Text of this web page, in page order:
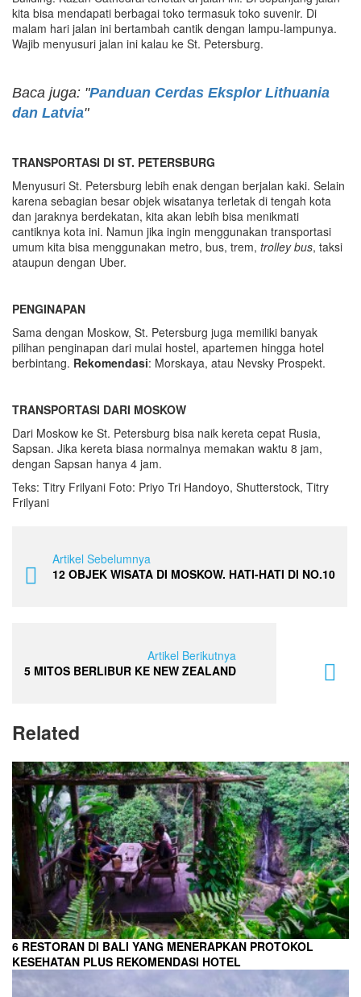
kita bisa mendapati berbagai toko termasuk toko suvenir. Di
malam hari jalan ini bertambah cantik dengan lampu-lampunya.
Wajib menyusuri jalan ini kalau ke St. Petersburg.
Baca juga: "Panduan Cerdas Eksplor Lithuania
dan Latvia"
TRANSPORTASI DI ST. PETERSBURG
Menyusuri St. Petersburg lebih enak dengan berjalan kaki. Selain
karena sebagian besar objek wisatanya terletak di tengah kota
dan jaraknya berdekatan, kita akan lebih bisa menikmati
cantiknya kota ini. Namun jika ingin menggunakan transportasi
umum kita bisa menggunakan metro, bus, trem, trolley bus, taksi
ataupun dengan Uber.
PENGINAPAN
Sama dengan Moskow, St. Petersburg juga memiliki banyak
pilihan penginapan dari mulai hostel, apartemen hingga hotel
berbintang. Rekomendasi: Morskaya, atau Nevsky Prospekt.
TRANSPORTASI DARI MOSKOW
Dari Moskow ke St. Petersburg bisa naik kereta cepat Rusia,
Sapsan. Jika kereta biasa normalnya memakan waktu 8 jam,
dengan Sapsan hanya 4 jam.
Teks: Titry Frilyani Foto: Priyo Tri Handoyo, Shutterstock, Titry
Frilyani
Artikel Sebelumnya
12 OBJEK WISATA DI MOSKOW. HATI-HATI DI NO.10
Artikel Berikutnya
5 MITOS BERLIBUR KE NEW ZEALAND
Related
6 RESTORAN DI BALI YANG MENERAPKAN PROTOKOL
KESEHATAN PLUS REKOMENDASI HOTEL